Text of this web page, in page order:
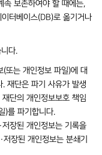
속 보존하여야 할 때에는,
터베이스(DB)로 옮기거나
다.
또는 개인정보 파일)에 대
재단은 파기 사유가 발생
단의 개인정보보호 책임
)를 파기합니다.
장된 개인정보는 기록을
장된 개인정보는 분쇄기